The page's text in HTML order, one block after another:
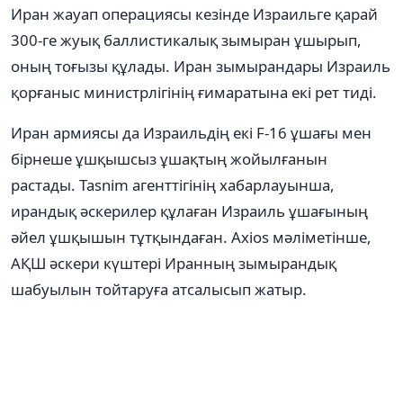
Иран жауап операциясы кезінде Израильге қарай
300-ге жуық баллистикалық зымыран ұшырып,
оның тоғызы құлады. Иран зымырандары Израиль
қорғаныс министрлігінің ғимаратына екі рет тиді.
Иран армиясы да Израильдің екі F-16 ұшағы мен
бірнеше ұшқышсыз ұшақтың жойылғанын
растады. Tasnim агенттігінің хабарлауынша,
ирандық әскерилер құлаған Израиль ұшағының
әйел ұшқышын тұтқындаған. Axios мәліметінше,
АҚШ әскери күштері Иранның зымырандық
шабуылын тойтаруға атсалысып жатыр.